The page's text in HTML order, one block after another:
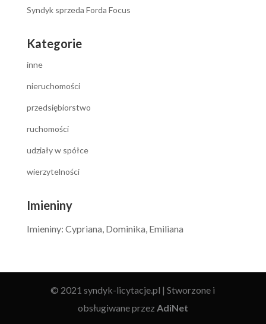
Syndyk sprzeda Forda Focus
Kategorie
inne
nieruchomości
przedsiębiorstwo
ruchomości
udziały w spółce
wierzytelności
Imieniny
Imieniny: Cypriana, Dominika, Emiliana
© 2021 syndyk-licytacje.pl | Stworzone i
obsługiwane przez AdiNet